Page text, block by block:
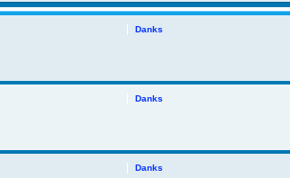
Danks
Danks
Danks